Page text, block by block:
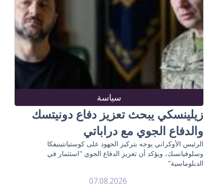
سياسة
زيلينسكي يبحث تعزيز دفاع دونيتسك
والدفاع الجوي مع دراباتي
الرئيس الأوكراني يوجه بتركيز الجهود على كوستيانتينيفكا
وسلوفيانسك، ويؤكد أن تعزيز الدفاع الجوي "استثمار في
الدبلوماسية"
07.08.2026